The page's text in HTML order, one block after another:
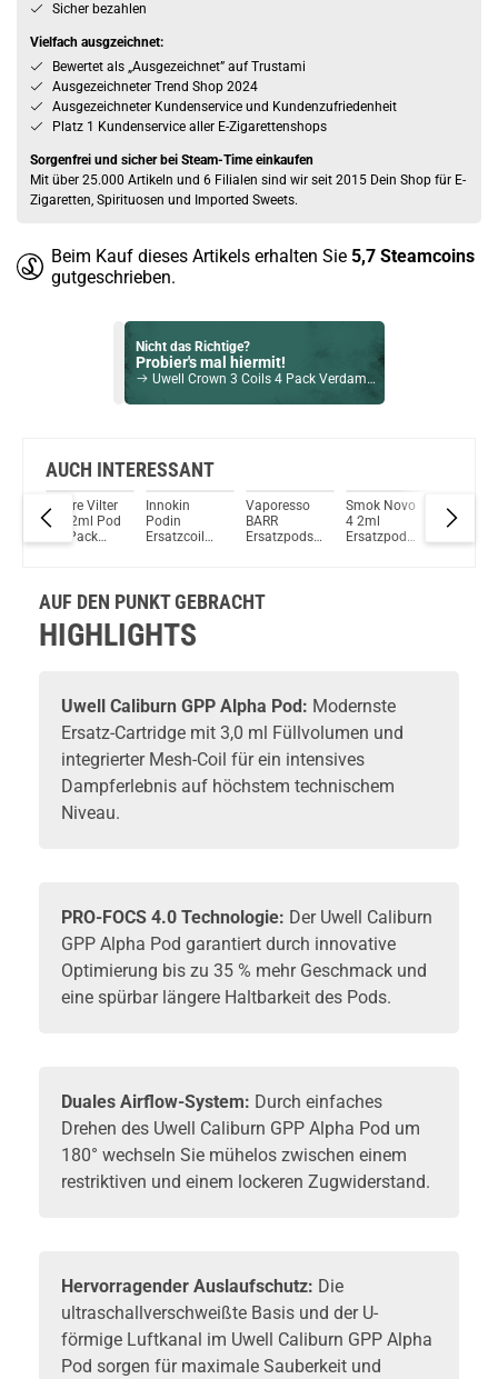
Sicher bezahlen
Vielfach ausgzeichnet:
Bewertet als „Ausgezeichnet” auf Trustami
Ausgezeichneter Trend Shop 2024
Ausgezeichneter Kundenservice und Kundenzufriedenheit
Platz 1 Kundenservice aller E-Zigarettenshops
Sorgenfrei und sicher bei Steam-Time einkaufen
Mit über 25.000 Artikeln und 6 Filialen sind wir seit 2015 Dein Shop für E-
Zigaretten, Spirituosen und Imported Sweets.
Beim Kauf dieses Artikels erhalten Sie 5,7 Steamcoins
gutgeschrieben.
Nicht das Richtige?
Probier's mal hiermit!
Uwell Crown 3 Coils 4 Pack Verdampferköpfe 0,4Ohm
Suorin Vagon 2ml 430mAh Starter Kit Rot
Du willst Kröten sparen?
Schau mal hier!
OneVape Air MOD 60 1500mAh 6,0ml Pod Kit Rot
AUCH INTERESSANT
Aspire Vilter
Pro 2ml Pod
2er Pack
Innokin
Podin
Ersatzcoil
Vaporesso
BARR
Ersatzpods
Smok Novo
4 2ml
Ersatzpod
Aspire
Pro
AUF DEN PUNKT GEBRACHT
HIGHLIGHTS
Uwell Caliburn GPP Alpha Pod: Modernste
Ersatz-Cartridge mit 3,0 ml Füllvolumen und
integrierter Mesh-Coil für ein intensives
Dampferlebnis auf höchstem technischem
Niveau.
PRO-FOCS 4.0 Technologie: Der Uwell Caliburn
GPP Alpha Pod garantiert durch innovative
Optimierung bis zu 35 % mehr Geschmack und
eine spürbar längere Haltbarkeit des Pods.
Duales Airflow-System: Durch einfaches
Drehen des Uwell Caliburn GPP Alpha Pod um
180° wechseln Sie mühelos zwischen einem
restriktiven und einem lockeren Zugwiderstand.
Hervorragender Auslaufschutz: Die
ultraschallverschweißte Basis und der U-
förmige Luftkanal im Uwell Caliburn GPP Alpha
Pod sorgen für maximale Sauberkeit und